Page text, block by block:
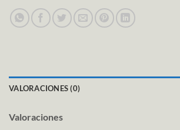
VALORACIONES (0)
Valoraciones